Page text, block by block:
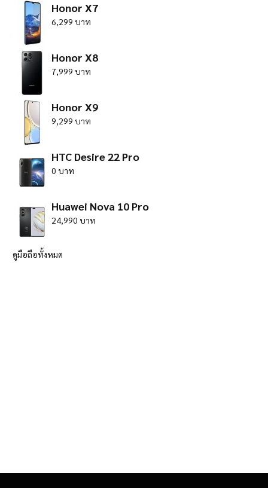
Honor X7
6,299 บาท
Honor X8
7,999 บาท
Honor X9
9,299 บาท
HTC Desire 22 Pro
0 บาท
Huawei Nova 10 Pro
24,990 บาท
ดูมือถือทั้งหมด